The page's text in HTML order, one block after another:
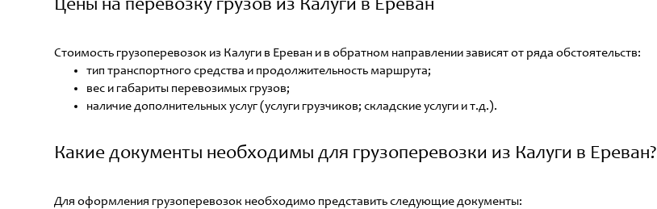
Цены на перевозку грузов из Калуги в Ереван
Стоимость грузоперевозок из Калуги в Ереван и в обратном направлении зависят от ряда обстоятельств:
тип транспортного средства и продолжительность маршрута;
вес и габариты перевозимых грузов;
наличие дополнительных услуг (услуги грузчиков; складские услуги и т.д.).
Какие документы необходимы для грузоперевозки из Калуги в Ереван?
Для оформления грузоперевозок необходимо представить следующие документы: